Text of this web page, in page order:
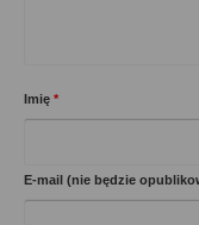
Imię *
E-mail (nie będzie